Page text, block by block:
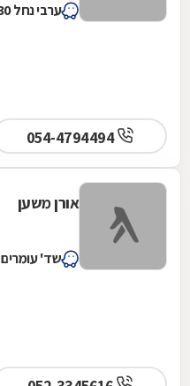
ערבי נחל 30, רעות
054-4794494
אורן משען
שד' עומרים 7, רעות